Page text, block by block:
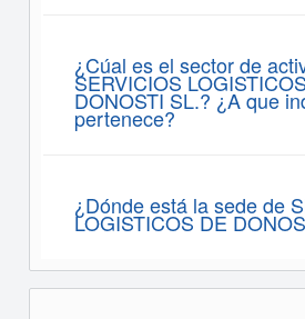
¿Cúal es el sector de
SERVICIOS
DONOSTI SL.? ¿A que
pertenece?
¿Dónde está la sede de
LOGISTICOS DE